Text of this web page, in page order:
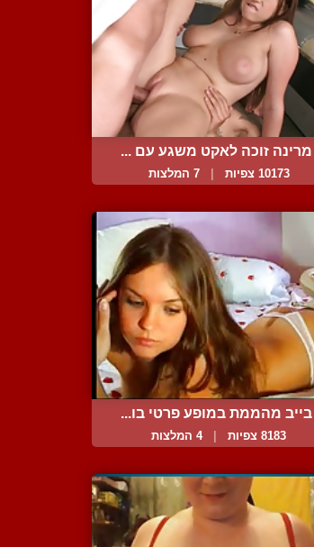
מרינה זוכה לאקט משגע עם ...
10173 צפיות | 7 המלצות
בייב מהממת במופע פרטי בו...
8183 צפיות | 4 המלצות